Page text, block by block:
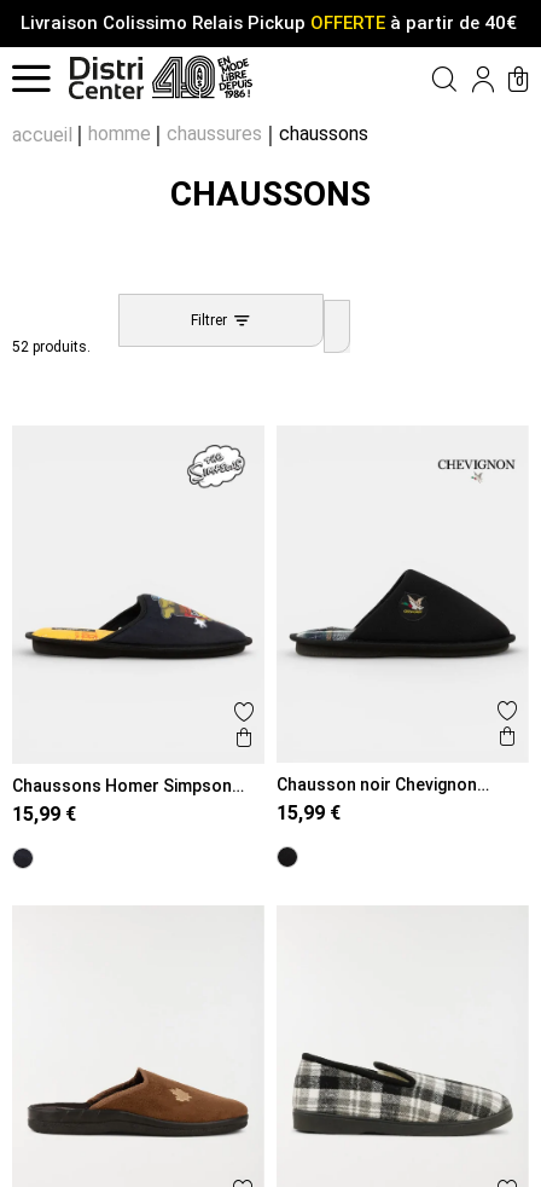
Livraison Colissimo Relais Pickup OFFERTEà partir de 40€
Menu
0
accueil homme chaussures chaussons
CHAUSSONS
52 produits.
Filtrer
Ajouter aux favoris
Aperçu rapide
Chaussons Homer Simpson
homme (41-46)
15,99 €
Chausson noir Chevignon
homme (40-46)
15,99 €